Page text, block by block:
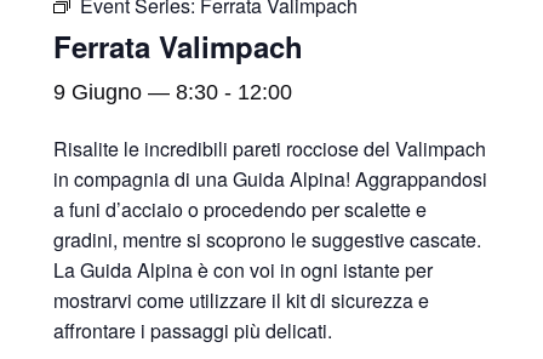
Ferrata Valimpach
9 Giugno — 8:30 - 12:00
Risalite le incredibili pareti rocciose del Valimpach
in compagnia di una Guida Alpina! Aggrappandosi
a funi d’acciaio o procedendo per scalette e
gradini, mentre si scoprono le suggestive cascate.
La Guida Alpina è con voi in ogni istante per
mostrarvi come utilizzare il kit di sicurezza e
affrontare i passaggi più delicati.